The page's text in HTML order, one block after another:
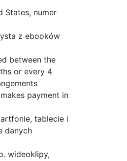
States, numer
z ebooków
between the
or every 4
payment in
tablecie i
danych
wideoklipy,